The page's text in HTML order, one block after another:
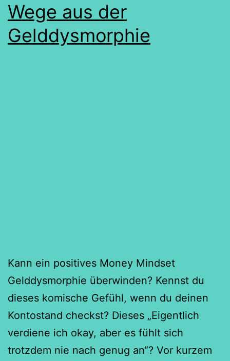
Wege aus der
Gelddysmorphie
Kann ein positives Money Mindset
Gelddysmorphie überwinden? Kennst du
dieses komische Gefühl, wenn du deinen
Kontostand checkst? Dieses „Eigentlich
verdiene ich okay, aber es fühlt sich
trotzdem nie nach genug an“? Vor kurzem